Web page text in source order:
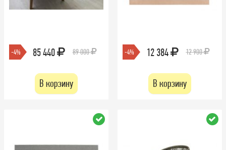
-4% 85 440 89 000
В корзину
-4% 12 384 12 900
В корзину